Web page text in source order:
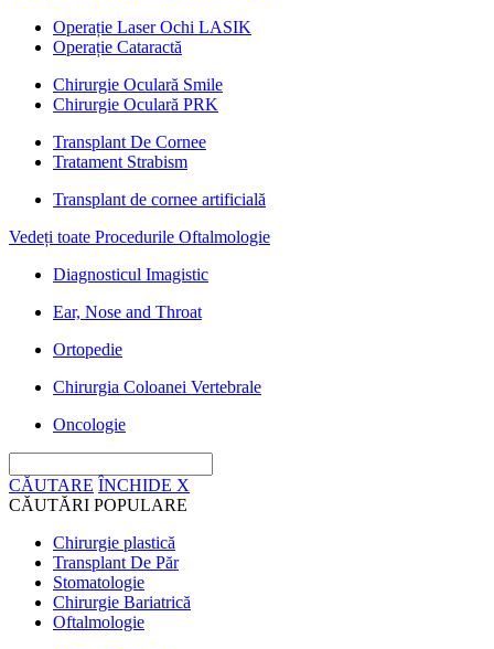
Operație Laser Ochi LASIK
Operație Cataractă
Chirurgie Oculară Smile
Chirurgie Oculară PRK
Transplant De Cornee
Tratament Strabism
Transplant de cornee artificială
Vedeți toate Procedurile Oftalmologie
Diagnosticul Imagistic
Ear, Nose and Throat
Ortopedie
Chirurgia Coloanei Vertebrale
Oncologie
CĂUTARE ÎNCHIDE X
CĂUTĂRI POPULARE
Chirurgie plastică
Transplant De Păr
Stomatologie
Chirurgie Bariatrică
Oftalmologie